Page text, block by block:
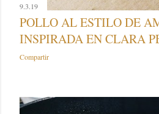
9.3.19
POLLO AL ESTILO DE
INSPIRADA EN CLARA
Compartir